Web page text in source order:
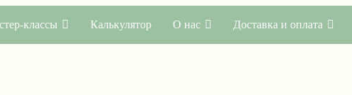
классы Калькулятор О нас Доставка и оплата